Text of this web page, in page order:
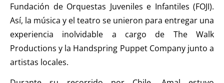
Fundación de Orquestas Juveniles e Infantiles (FOJI).
Así, la música y el teatro se unieron para entregar una
experiencia inolvidable a cargo de The Walk
Productions y la Handspring Puppet Company junto a
artistas locales.